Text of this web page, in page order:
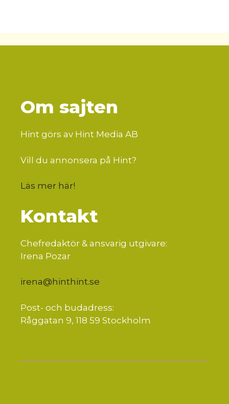
Om sajten
Hint görs av Hint Media AB
Vill du annonsera på Hint?
Läs mer här!
Kontakt
Chefredaktör & ansvarig utgivare:
Irena Pozar
irena@hinthint.se
Post- och budadress:
Råggatan 9, 118 59 Stockholm